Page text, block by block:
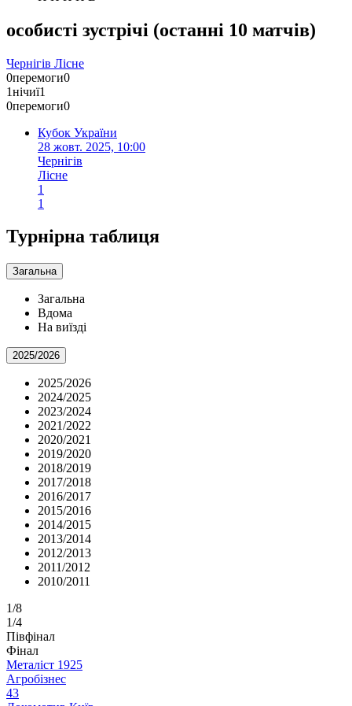
особисті зустрічі (останні 10 матчів)
Чернігів Лісне
0перемоги0
1нічиї1
0перемоги0
Кубок України
28 жовт. 2025, 10:00
Чернігів
Лісне
1
1
Турнірна таблиця
Загальна
Загальна
Вдома
На виїзді
2025/2026
2025/2026
2024/2025
2023/2024
2021/2022
2020/2021
2019/2020
2018/2019
2017/2018
2016/2017
2015/2016
2014/2015
2013/2014
2012/2013
2011/2012
2010/2011
1/8
1/4
Півфінал
Фінал
Металіст 1925
Агробізнес
43